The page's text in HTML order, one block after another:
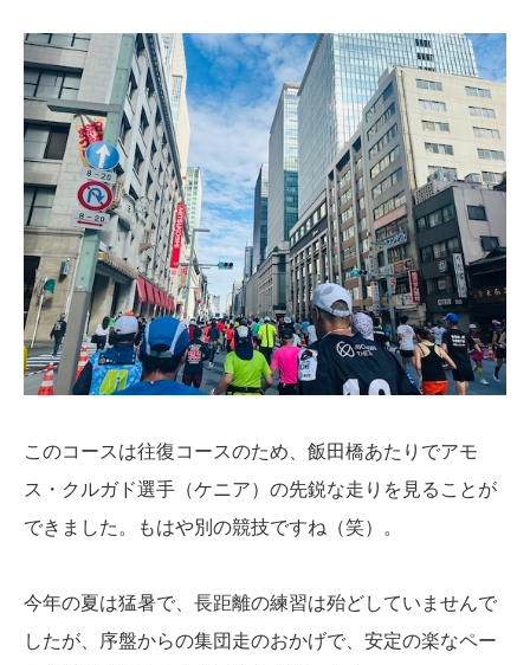
このコースは往復コースのため、飯田橋あたりでアモ
ス・クルガド選手（ケニア）の先鋭な走りを見ることが
できました。もはや別の競技ですね（笑）。
今年の夏は猛暑で、長距離の練習は殆どしていませんで
したが、序盤からの集団走のおかげで、安定の楽なペー